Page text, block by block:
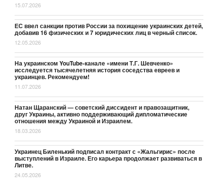
15.07.2026
ЕС ввел санкции против России за похищение украинских детей,
добавив 16 физических и 7 юридических лиц в черный список.
12.05.2026
На украинском YouTube-канале «имени Т.Г. Шевченко»
исследуется тысячелетняя история соседства евреев и
украинцев. Рекомендуем!
11.07.2026
Натан Щаранский — советский диссидент и правозащитник,
друг Украины, активно поддерживающий дипломатические
отношения между Украиной и Израилем.
18.03.2026
Украинец Биленький подписал контракт с «Жальгирис» после
выступлений в Израиле. Его карьера продолжает развиваться в
Литве.
24.05.2026